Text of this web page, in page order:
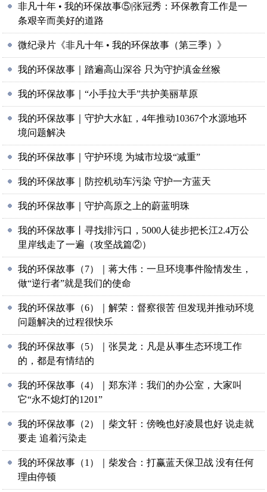
非凡十年 • 我的环保故事⑤|张冠秀：环保教育工作是一
条艰辛而美好的道路
微纪录片《非凡十年 • 我的环保故事（第三季）》
我的环保故事｜踏遍高山深谷 只为守护滇金丝猴
我的环保故事｜“小手拉大手”共护美丽草原
我的环保故事｜守护大水缸，4年推动10367个水源地环
境问题解决
我的环保故事｜守护环境 为城市垃圾“减重”
我的环保故事｜防控机动车污染 守护一方蓝天
我的环保故事｜守护高原之上的蔚蓝明珠
我的环保故事丨寻找排污口，5000人徒步把长江2.4万公
里岸线走了一遍（攻坚战篇②）
我的环保故事（7）｜蒋大伟：一旦环境事件险情发生，
做“逆行者”就是我们的使命
我的环保故事（6）｜解荣：督察很苦 但发现并推动环境
问题解决的过程很快乐
我的环保故事（5）｜张昊龙：凡是从事生态环境工作
的，都是有情结的
我的环保故事（4）｜郑东洋：我们的办公室，大家叫
它“永不熄灯的1201”
我的环保故事（2）｜柴文轩：傍晚也好凌晨也好 说走就
要走 追着污染走
我的环保故事（1）｜柴发合：打赢蓝天保卫战 没有任何
理由停顿